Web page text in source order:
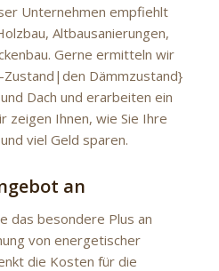
Unternehmen empfiehlt
Altbausanierungen,
Gerne ermitteln wir
Dämmzustand}
Dach und erarbeiten ein
zeigen Ihnen, wie Sie Ihre
viel Geld sparen.
an
das besondere Plus an
von energetischer
die Kosten für die